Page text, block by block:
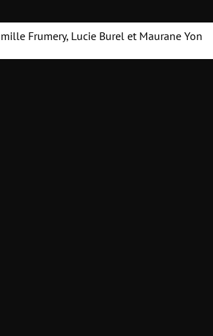
Frumery, Lucie Burel et Maurane Yon